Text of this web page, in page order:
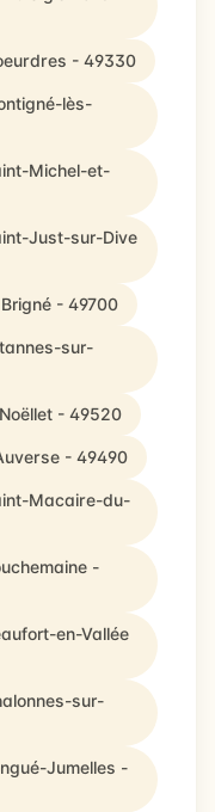
- 49330
lès-
Michel-et-
Just-sur-Dive
- 49700
sur-
- 49520
- 49490
Macaire-du-
-
en-Vallée
sur-
Jumelles -